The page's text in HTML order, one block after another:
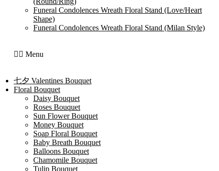
Funeral Condolences Wreath Floral Stand (Love/Heart
Shape)
Funeral Condolences Wreath Floral Stand (Milan Style)
Menu
七夕 Valentines Bouquet
Floral Bouquet
Daisy Bouquet
Roses Bouquet
Sun Flower Bouquet
Money Bouquet
Soap Floral Bouquet
Baby Breath Bouquet
Balloons Bouquet
Chamomile Bouquet
Tulip Bouquet